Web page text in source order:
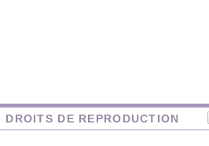
DE REPRODUCTION